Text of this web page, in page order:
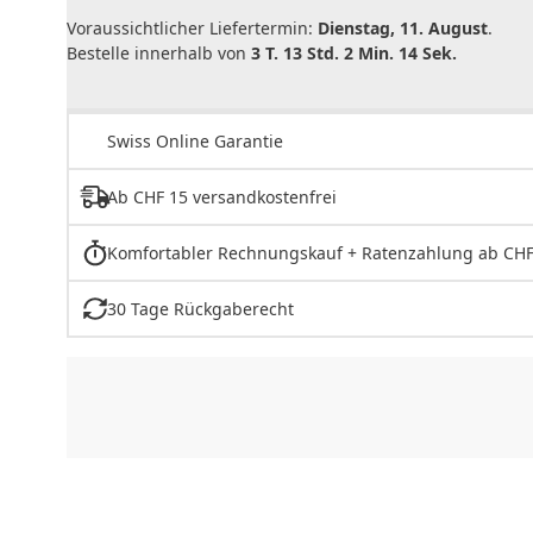
Voraussichtlicher Liefertermin: Dienstag, 11. August.
Bestelle innerhalb von 3 T. 13 Std. 2 Min. 14 Sek.
Swiss Online Garantie
Ab CHF 15 versandkostenfrei
Komfortabler Rechnungskauf + Ratenzahlung ab
30 Tage Rückgaberecht